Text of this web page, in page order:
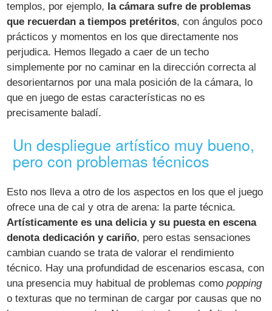
templos, por ejemplo, la cámara sufre de problemas
que recuerdan a tiempos pretéritos, con ángulos poco
prácticos y momentos en los que directamente nos
perjudica. Hemos llegado a caer de un techo
simplemente por no caminar en la dirección correcta al
desorientarnos por una mala posición de la cámara, lo
que en juego de estas características no es
precisamente baladí.
Un despliegue artístico muy bueno,
pero con problemas técnicos
Esto nos lleva a otro de los aspectos en los que el juego
ofrece una de cal y otra de arena: la parte técnica.
Artísticamente es una delicia y su puesta en escena
denota dedicación y cariño, pero estas sensaciones
cambian cuando se trata de valorar el rendimiento
técnico. Hay una profundidad de escenarios escasa, con
una presencia muy habitual de problemas comopopping
o texturas que no terminan de cargar por causas que no